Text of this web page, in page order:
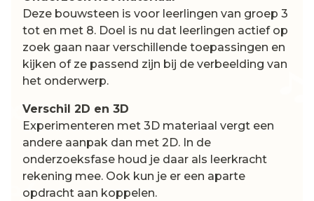
Deze bouwsteen is voor leerlingen van groep 3
tot en met 8. Doel is nu dat leerlingen actief op
zoek gaan naar verschillende toepassingen en
kijken of ze passend zijn bij de verbeelding van
het onderwerp.
Verschil 2D en 3D
Experimenteren met 3D materiaal vergt een
andere aanpak dan met 2D. In de
onderzoeksfase houd je daar als leerkracht
rekening mee. Ook kun je er een aparte
opdracht aan koppelen.